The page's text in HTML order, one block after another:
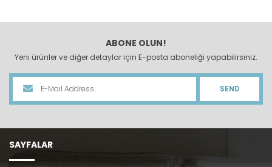
ABONE OLUN!
Yeni ürünler ve diğer detaylar için E-posta aboneliği yapabilirsiniz.
SEND
SAYFALAR